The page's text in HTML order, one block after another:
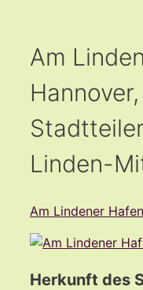
Am
Linden-
Am Lindener
Herkunft des